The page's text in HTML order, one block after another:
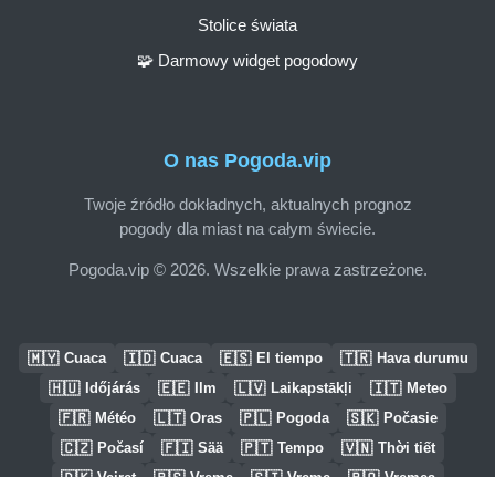
O nas Pogoda.vip
Twoje źródło dokładnych, aktualnych prognoz
pogody dla miast na całym świecie.
Pogoda.vip © 2026. Wszelkie prawa zastrzeżone.
Stolice świata
🧩 Darmowy widget pogodowy
🇲🇾 Cuaca 🇮🇩 Cuaca 🇪🇸 El tiempo 🇹🇷 Hava durumu
🇭🇺 Időjárás 🇪🇪 Ilm 🇱🇻 Laikapstākļi 🇮🇹 Meteo
🇫🇷 Météo 🇱🇹 Oras 🇵🇱 Pogoda 🇸🇰 Počasie
🇨🇿 Počasí 🇫🇮 Sää 🇵🇹 Tempo 🇻🇳 Thời tiết